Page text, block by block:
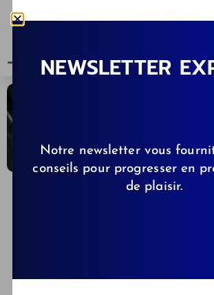
NEWSLETTER
Notre newsletter vous
conseils pour progresser en
de plaisir.